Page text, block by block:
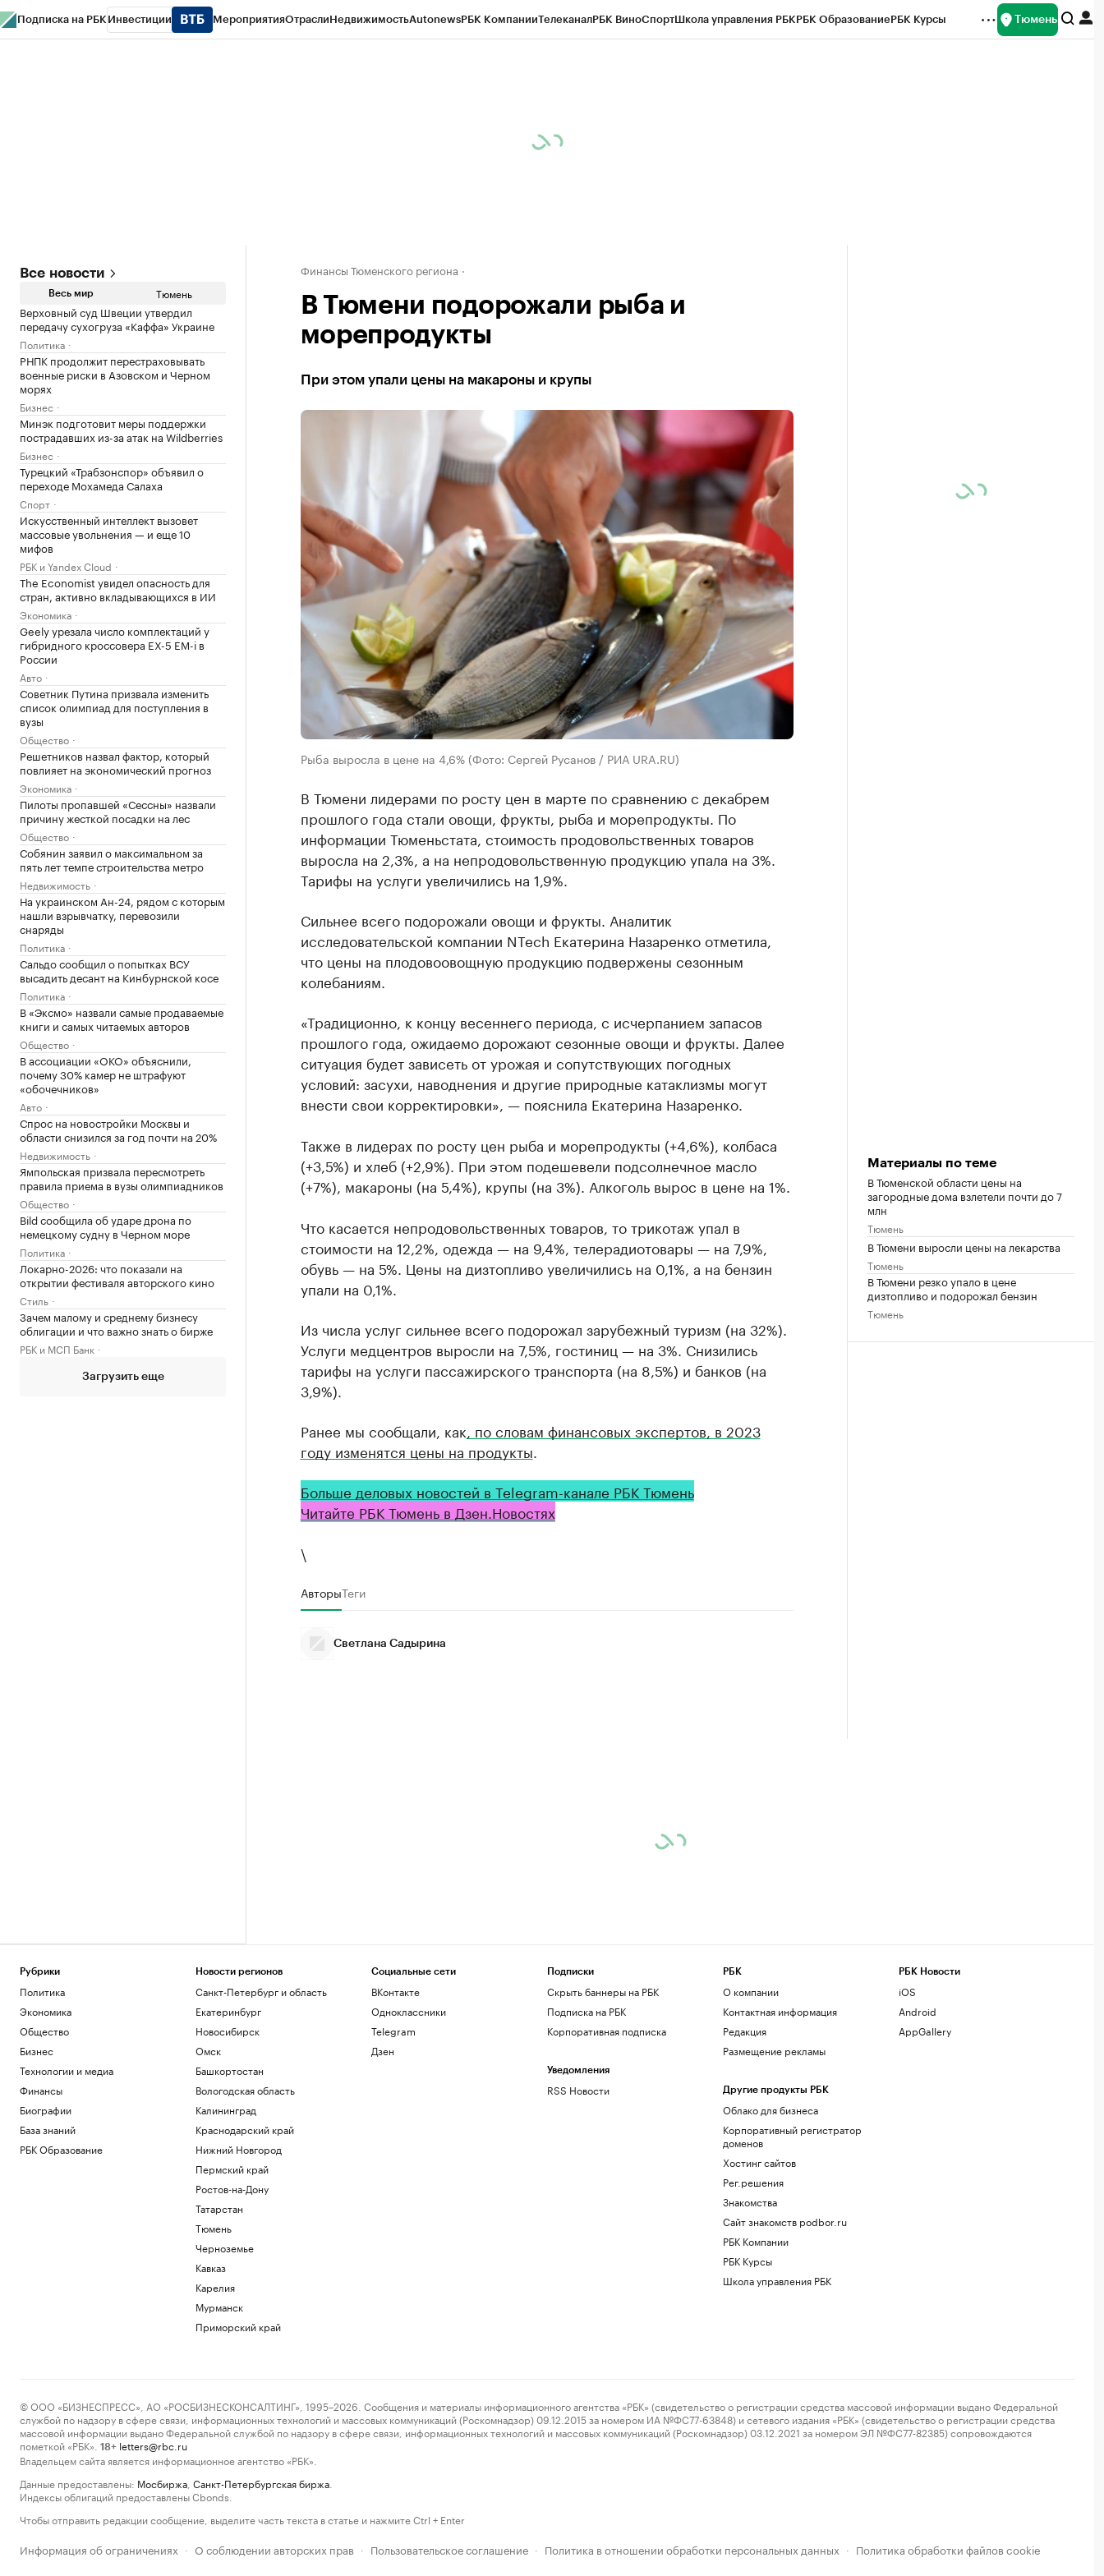
Подписка на РБК Инвестиции МероприятияОтраслиНедвижимостьAutonewsРБК КомпанииТелеканалРБК ВиноСпортШкола управления РБКРБК ОбразованиеРБК Курсы Тюмень
Все новости
Весь мир Тюмень
Верховный суд Швеции утвердил
передачу сухогруза «Каффа» Украине
Политика
РНПК продолжит перестраховывать
военные риски в Азовском и Черном
морях
Бизнес
Минэк подготовит меры поддержки
пострадавших из-за атак на Wildberries
Бизнес
Турецкий «Трабзонспор» объявил о
переходе Мохамеда Салаха
Спорт
Искусственный интеллект вызовет
массовые увольнения — и еще 10
мифов
РБК и Yandex Cloud
The Economist увидел опасность для
стран, активно вкладывающихся в ИИ
Экономика
Geely урезала число комплектаций у
гибридного кроссовера EX-5 EM-i в
России
Авто
Советник Путина призвала изменить
список олимпиад для поступления в
вузы
Общество
Решетников назвал фактор, который
повлияет на экономический прогноз
Экономика
Пилоты пропавшей «Сессны» назвали
причину жесткой посадки на лес
Общество
Собянин заявил о максимальном за
пять лет темпе строительства метро
Недвижимость
На украинском Ан-24, рядом с которым
нашли взрывчатку, перевозили
снаряды
Политика
Сальдо сообщил о попытках ВСУ
высадить десант на Кинбурнской косе
Политика
В «Эксмо» назвали самые продаваемые
книги и самых читаемых авторов
Общество
В ассоциации «ОКО» объяснили,
почему 30% камер не штрафуют
«обочечников»
Авто
Спрос на новостройки Москвы и
области снизился за год почти на 20%
Недвижимость
Ямпольская призвала пересмотреть
правила приема в вузы олимпиадников
Общество
Bild сообщила об ударе дрона по
немецкому судну в Черном море
Политика
Локарно-2026: что показали на
открытии фестиваля авторского кино
Стиль
Зачем малому и среднему бизнесу
облигации и что важно знать о бирже
РБК и МСП Банк
Загрузить еще
Финансы Тюменского региона
В Тюмени подорожали рыба и
морепродукты
При этом упали цены на макароны и крупы
Рыба выросла в цене на 4,6% (Фото: Сергей Русанов / РИА URA.RU)
В Тюмени лидерами по росту цен в марте по сравнению с декабрем
прошлого года стали овощи, фрукты, рыба и морепродукты. По
информации Тюменьстата, стоимость продовольственных товаров
выросла на 2,3%, а на непродовольственную продукцию упала на 3%.
Тарифы на услуги увеличились на 1,9%.
Сильнее всего подорожали овощи и фрукты. Аналитик
исследовательской компании NTech Екатерина Назаренко отметила,
что цены на плодовоовощную продукцию подвержены сезонным
колебаниям.
«Традиционно, к концу весеннего периода, с исчерпанием запасов
прошлого года, ожидаемо дорожают сезонные овощи и фрукты. Далее
ситуация будет зависеть от урожая и сопутствующих погодных
условий: засухи, наводнения и другие природные катаклизмы могут
внести свои корректировки», — пояснила Екатерина Назаренко.
Также в лидерах по росту цен рыба и морепродукты (+4,6%), колбаса
(+3,5%) и хлеб (+2,9%). При этом подешевели подсолнечное масло
(+7%), макароны (на 5,4%), крупы (на 3%). Алкоголь вырос в цене на 1%.
Что касается непродовольственных товаров, то трикотаж упал в
стоимости на 12,2%, одежда — на 9,4%, телерадиотовары — на 7,9%,
обувь — на 5%. Цены на дизтопливо увеличились на 0,1%, а на бензин
упали на 0,1%.
Из числа услуг сильнее всего подорожал зарубежный туризм (на 32%).
Услуги медцентров выросли на 7,5%, гостиниц — на 3%. Снизились
тарифы на услуги пассажирского транспорта (на 8,5%) и банков (на
3,9%).
Ранее мы сообщали, как , по словам финансовых экспертов, в 2023
году изменятся цены на продукты
Больше деловых новостей в Telegram-канале РБК Тюмень
Читайте РБК Тюмень в Дзен.Новостях
\
АвторыТеги
Светлана Садырина
Материалы по теме
В Тюменской области цены на
загородные дома взлетели почти до 7
млн
Тюмень
В Тюмени выросли цены на лекарства
Тюмень
В Тюмени резко упало в цене
дизтопливо и подорожал бензин
Тюмень
Рубрики
Политика
Экономика
Общество
Бизнес
Технологии и медиа
Финансы
Биографии
База знаний
РБК Образование
Новости регионов
Санкт-Петербург и область
Екатеринбург
Новосибирск
Омск
Башкортостан
Вологодская область
Калининград
Краснодарский край
Нижний Новгород
Пермский край
Ростов-на-Дону
Татарстан
Тюмень
Черноземье
Кавказ
Карелия
Мурманск
Приморский край
Социальные сети
ВКонтакте
Одноклассники
Telegram
Дзен
Подписки
Скрыть баннеры на РБК
Подписка на РБК
Корпоративная подписка
Уведомления
RSS Новости
РБК
О компании
Контактная информация
Редакция
Размещение рекламы
Другие продукты РБК
Облако для бизнеса
Корпоративный регистратор
доменов
Хостинг сайтов
Рег.решения
Знакомства
Сайт знакомств podbor.ru
РБК Компании
РБК Курсы
Школа управления РБК
РБК Новости
iOS
Android
AppGallery
© ООО «БИЗНЕСПРЕСС», АО «РОСБИЗНЕСКОНСАЛТИНГ», 1995–2026. Сообщения и материалы информационного агентства «РБК» (свидетельство о регистрации средства массовой информации выдано Федеральной
службой по надзору в сфере связи, информационных технологий и массовых коммуникаций (Роскомнадзор) 09.12.2015 за номером ИА №ФС77-63848) и сетевого издания «РБК» (свидетельство о регистрации средства
массовой информации выдано Федеральной службой по надзору в сфере связи, информационных технологий и массовых коммуникаций (Роскомнадзор) 03.12.2021 за номером ЭЛ №ФС77-82385) сопровождаются
пометкой «РБК».
18+ letters@rbc.ru
Владельцем сайта является информационное агентство «РБК».
Данные предоставлены: Мосбиржа Санкт-Петербургская биржа
Индексы облигаций предоставлены Cbonds.
Чтобы отправить редакции сообщение, выделите часть текста в статье и нажмите Ctrl + Enter
Информация об ограничениях · О соблюдении авторских прав · Пользовательское соглашение · Политика в отношении обработки персональных данных · Политика обработки файлов cookie